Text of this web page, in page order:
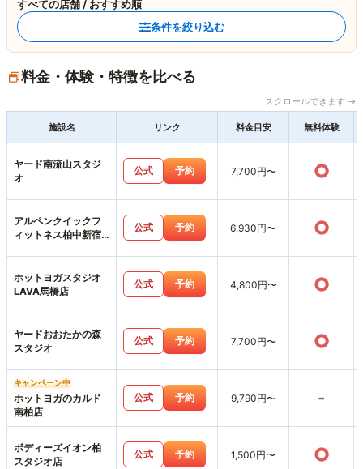
すべての店舗 / おすすめ順
条件を絞り込む
料金・体験・特徴を比べる
スクロールできます →
施設名 リンク 料金目安 無料体験
ヤード南流山スタジ
オ
公式 予約 7,700円〜 ○
アルペンクイックフ
ィットネス柏中新宿
公式 予約 6,930円〜 ○
ホットヨガスタジオ
LAVA馬橋店
公式 予約 4,800円〜 ○
ヤードおおたかの森
スタジオ
公式 予約 7,700円〜 ○
キャンペーン中
ホットヨガのカルド
南柏店
公式 予約 9,790円〜 -
ボディーズイオン柏
スタジオ店
公式 予約 1,500円〜 ○